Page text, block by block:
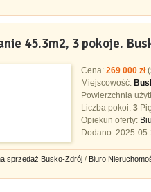
45.3m2, 3 pokoje.
Cena: 269 000 zł
Miejscowość:
Powierzchnia
Liczba pokoi: 3
Opiekun oferty:
Dodano: 2025-
sprzedaż Busko-Zdrój / Biuro